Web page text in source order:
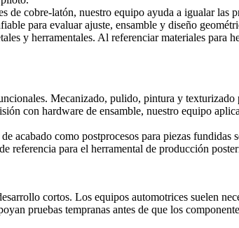
de cobre-latón, nuestro equipo ayuda a igualar las
para evaluar ajuste, ensamble y diseño
y herramentales. Al referenciarmateriales para
Mecanizado, pulido, pintura y texturizado
con hardware de ensamble, nuestro equipo
acabado como postprocesos para piezas fundidas
referencia para el herramental de producción
cortos. Los equipos automotrices suelen
pruebas tempranas antes de que los